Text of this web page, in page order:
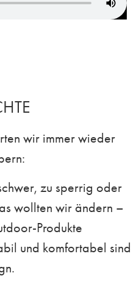
wir immer wieder
zu sperrig oder
wollten wir ändern –
Produkte
und komfortabel sind